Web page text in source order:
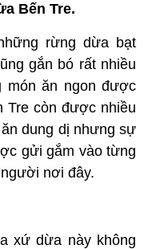
Bến Tre.
rừng dừa bạt
gắn bó rất nhiều
món ăn ngon được
Tre còn được nhiều
dung dị nhưng sự
gửi gắm vào từng
nơi đây.
xứ dừa này không